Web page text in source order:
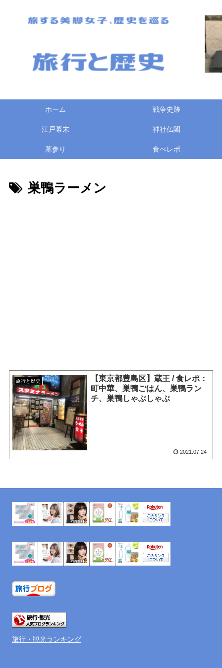
ホーム 戦争史跡
江戸幕末 神社仏閣
墓参り 食べレポ
巣鴨ラーメン
旅行と歴史
【東京都豊島区】蔵王 / 食レポ：
町中華、巣鴨ごはん、巣鴨ラン
チ、巣鴨しゃぶしゃぶ
2021.07.24
旅行・観光ランキング